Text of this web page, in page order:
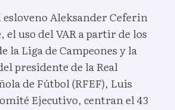
esloveno Aleksander Ceferin
uso del VAR a partir de los
la Liga de Campeones y la
presidente de la Real
de Fútbol (RFEF), Luis
Ejecutivo, centran el 43